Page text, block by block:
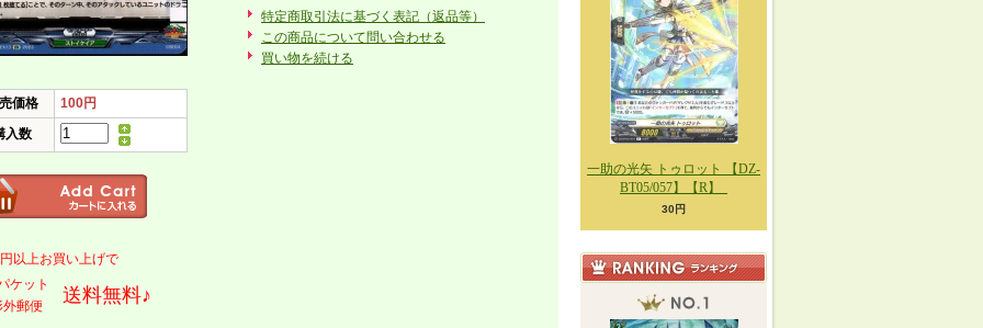
価格
100円
入数
以上お買い上げで
ケット
外郵便
送料無料♪
特定商取引法に基づく表記（返品等）
この商品について問い合わせる
買い物を続ける
一助の光矢 トゥロット 【DZ-
BT05/057】【R】_
30円